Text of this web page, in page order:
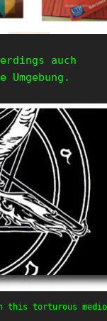
auch
this torturous